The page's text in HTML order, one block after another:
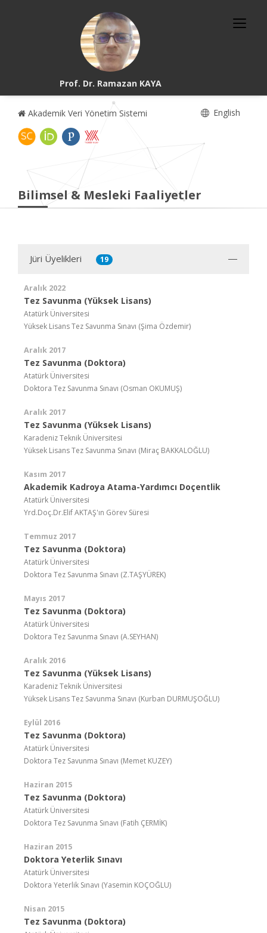
Prof. Dr. Ramazan KAYA
Akademik Veri Yönetim Sistemi English
Bilimsel & Mesleki Faaliyetler
Jüri Üyelikleri 19
Aralık 2022
Tez Savunma (Yüksek Lisans)
Atatürk Üniversitesi
Yüksek Lisans Tez Savunma Sınavı (Şima Özdemir)
Aralık 2017
Tez Savunma (Doktora)
Atatürk Üniversitesi
Doktora Tez Savunma Sınavı (Osman OKUMUŞ)
Aralık 2017
Tez Savunma (Yüksek Lisans)
Karadeniz Teknik Üniversitesi
Yüksek Lisans Tez Savunma Sınavı (Miraç BAKKALOĞLU)
Kasım 2017
Akademik Kadroya Atama-Yardımcı Doçentlik
Atatürk Üniversitesi
Yrd.Doç.Dr.Elif AKTAŞ'ın Görev Süresi
Temmuz 2017
Tez Savunma (Doktora)
Atatürk Üniversitesi
Doktora Tez Savunma Sınavı (Z.TAŞYÜREK)
Mayıs 2017
Tez Savunma (Doktora)
Atatürk Üniversitesi
Doktora Tez Savunma Sınavı (A.SEYHAN)
Aralık 2016
Tez Savunma (Yüksek Lisans)
Karadeniz Teknik Üniversitesi
Yüksek Lisans Tez Savunma Sınavı (Kurban DURMUŞOĞLU)
Eylül 2016
Tez Savunma (Doktora)
Atatürk Üniversitesi
Doktora Tez Savunma Sınavı (Memet KUZEY)
Haziran 2015
Tez Savunma (Doktora)
Atatürk Üniversitesi
Doktora Tez Savunma Sınavı (Fatih ÇERMİK)
Haziran 2015
Doktora Yeterlik Sınavı
Atatürk Üniversitesi
Doktora Yeterlik Sınavı (Yasemin KOÇOĞLU)
Nisan 2015
Tez Savunma (Doktora)